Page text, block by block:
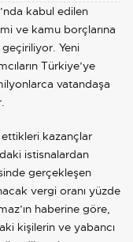
kabul edilen
ve kamu borçlarına
Yeni
Türkiye’ye
vatandaşa
ettikleri kazançlar
istisnalardan
gerçekleşen
vergi oranı yüzde
haberine göre,
kişilerin ve yabancı